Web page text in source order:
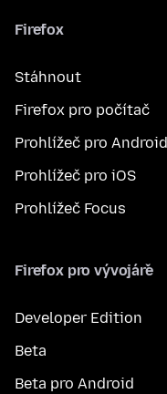
Firefox
Stáhnout
Firefox pro počítač
Prohlížeč pro Android
Prohlížeč pro iOS
Prohlížeč Focus
Firefox pro vývojáře
Developer Edition
Beta
Beta pro Android